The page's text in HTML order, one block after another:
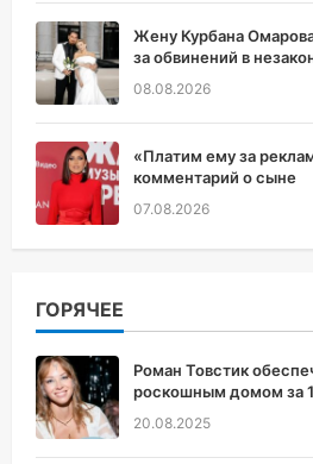
Жену Курбана
за обвинений в
08.08.2026
«Платим ему за
комментарий о сыне
07.08.2026
ГОРЯЧЕЕ
Роман Товстик
роскошным домом за
20.08.2025